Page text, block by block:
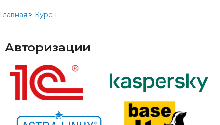
Главная > Курсы
Авторизации